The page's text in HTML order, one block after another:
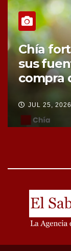
Chía
sus
compra
JUL 25, 2026